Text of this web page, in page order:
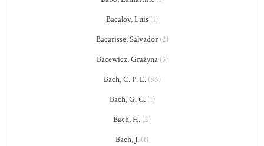
Bacalov, Luis (1)
Bacarisse, Salvador(2)
Bacewicz, Grażyna(3)
Bach, C. P. E.(85)
Bach, G. C.(1)
Bach, H. (2)
Bach, J. (1)